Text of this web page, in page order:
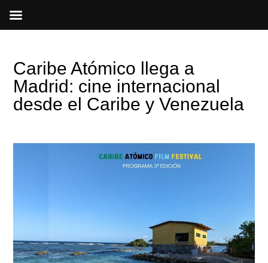
Caribe Atómico llega a
Madrid: cine internacional
desde el Caribe y Venezuela